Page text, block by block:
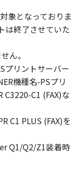
provided
users shall
and
except as
and
rent, lease,
party the
or
language,
象となっておりま
は終了させていた
ん。
プリントサーバー
機種名-PSプリ
C3220-C1 (FAX)な
C1 PLUS (FAX)を
Q1/Q2/Z1装着時